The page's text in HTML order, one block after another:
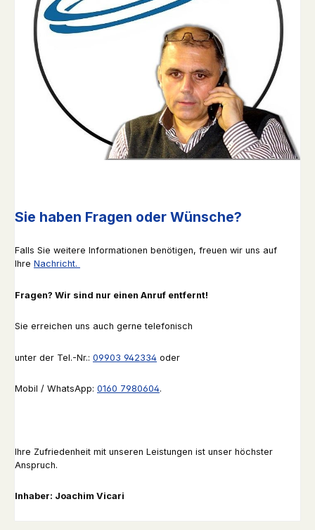
Sie haben Fragen oder Wünsche?
Falls Sie weitere Informationen benötigen, freuen wir uns auf
Ihre Nachricht.
Fragen? Wir sind nur einen Anruf entfernt!
Sie erreichen uns auch gerne telefonisch
unter der Tel.-Nr.: 09903 942334 oder
Mobil / WhatsApp: 0160 7980604.
Ihre Zufriedenheit mit unseren Leistungen ist unser höchster
Anspruch.
Inhaber: Joachim Vicari